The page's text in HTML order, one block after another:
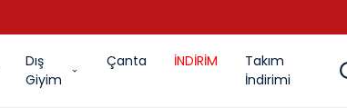
Dış
Giyim
Çanta İNDİRİM
Takım
İndirimi